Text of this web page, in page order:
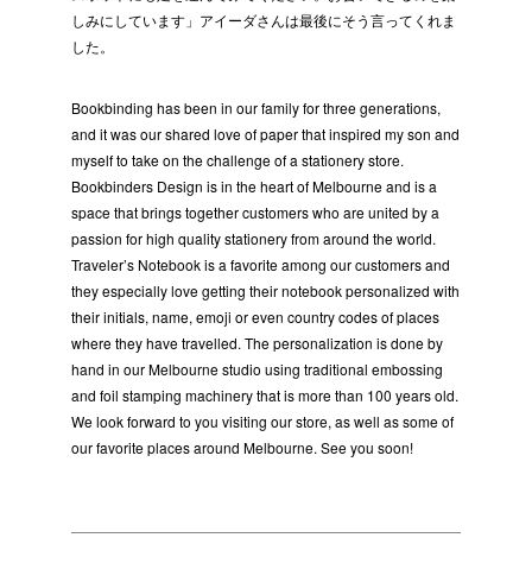
しみにしています」アイーダさんは最後にそう言ってくれま
した。
Bookbinding has been in our family for three generations,
and it was our shared love of paper that inspired my son and
myself to take on the challenge of a stationery store.
Bookbinders Design is in the heart of Melbourne and is a
space that brings together customers who are united by a
passion for high quality stationery from around the world.
Traveler’s Notebook is a favorite among our customers and
they especially love getting their notebook personalized with
their initials, name, emoji or even country codes of places
where they have travelled. The personalization is done by
hand in our Melbourne studio using traditional embossing
and foil stamping machinery that is more than 100 years old.
We look forward to you visiting our store, as well as some of
our favorite places around Melbourne. See you soon!